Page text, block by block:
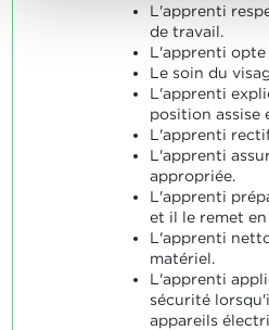
L'apprenti
de travail.
L'apprenti
Le soin du
L'apprenti
position assise
L'apprenti
L'apprenti
appropriée.
L'apprenti
et il le remet
L'apprenti
matériel.
L'apprenti
sécurité
appareils